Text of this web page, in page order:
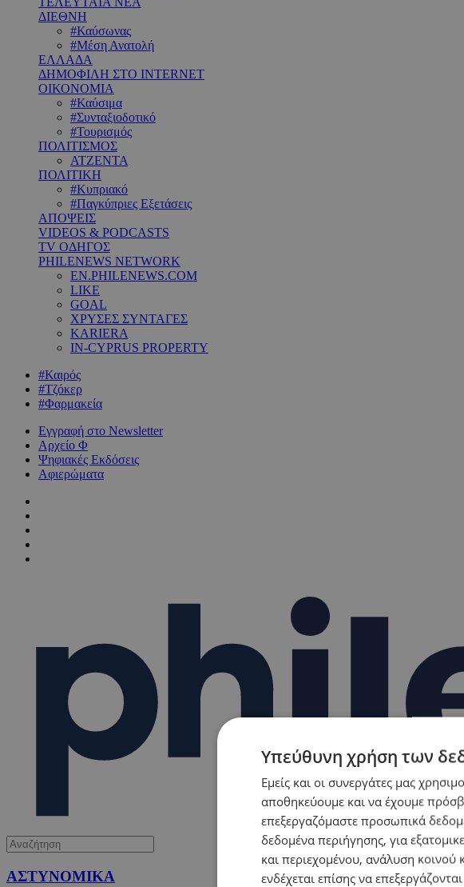
ΔΙΕΘΝΗ
#Καύσωνας
#Μέση Ανατολή
ΕΛΛΑΔΑ
ΔΗΜΟΦΙΛΗ ΣΤΟ INTERNET
ΟΙΚΟΝΟΜΙΑ
#Καύσιμα
#Συνταξιοδοτικό
#Τουρισμός
ΠΟΛΙΤΙΣΜΟΣ
ΑΤΖΕΝΤΑ
ΠΟΛΙΤΙΚΗ
#Κυπριακό
#Παγκύπριες Εξετάσεις
ΑΠΟΨΕΙΣ
VIDEOS & PODCASTS
TV ΟΔΗΓΟΣ
PHILENEWS NETWORK
EN.PHILENEWS.COM
LIKE
GOAL
ΧΡΥΣΕΣ ΣΥΝΤΑΓΕΣ
KARIERA
IN-CYPRUS PROPERTY
#Καιρός
#Τζόκερ
#Φαρμακεία
Εγγραφή στο Newsletter
Αρχείο Φ
Ψηφιακές Εκδόσεις
Αφιερώματα
ΑΣΤΥΝΟΜΙΚΑ
Υπεύθυνη χρήση των
Εμείς και οι συνεργάτες μας
αποθηκεύουμε και να έχουμε
επεξεργαζόμαστε προσωπικά
δεδομένα περιήγησης, για
και περιεχομένου, ανάλυση κοινού
ενδέχεται επίσης να